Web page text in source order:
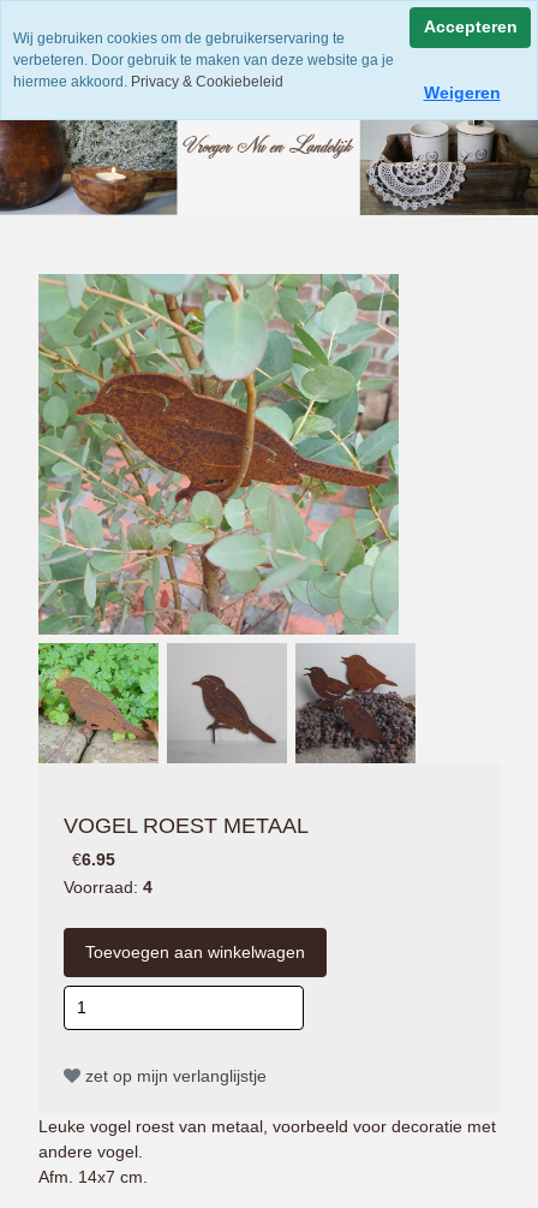
VOGEL ROEST METAAL
€6.95
Voorraad: 4
zet op mijn verlanglijstje
Leuke vogel roest van metaal, voorbeeld voor decoratie met
andere vogel.
Afm. 14x7 cm.
Wij gebruiken cookies om de gebruikerservaring te
verbeteren. Door gebruik te maken van deze website ga je
hiermee akkoord. Privacy & Cookiebeleid
Accepteren
Weigeren